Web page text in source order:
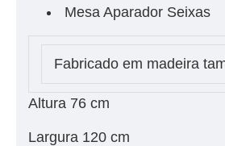
Mesa Aparador Seixas
Fabricado em madeira
Altura 76 cm
Largura 120 cm